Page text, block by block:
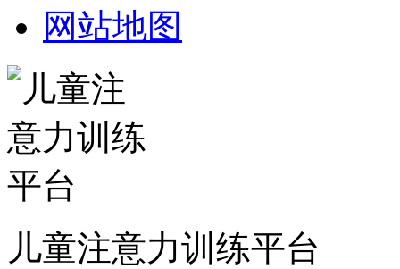
网站地图
儿童注意力训练平台